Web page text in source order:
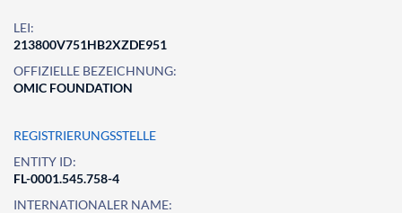
LEI:
213800V751HB2XZDE951
OFFIZIELLE BEZEICHNUNG:
OMIC FOUNDATION
REGISTRIERUNGSSTELLE
ENTITY ID:
FL-0001.545.758-4
INTERNATIONALER NAME: